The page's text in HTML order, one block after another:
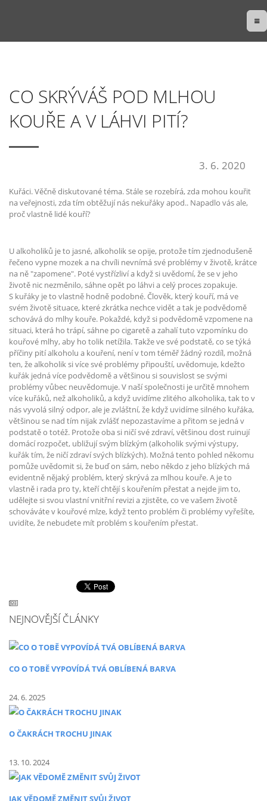
CO SKRÝVÁŠ POD MLHOU
KOUŘE A V LÁHVI PITÍ?
3. 6. 2020
Kuřáci. Věčně diskutované téma. Stále se rozebírá, zda mohou kouřit
na veřejnosti, zda tím obtěžují nás nekuřáky apod.. Napadlo vás ale,
proč vlastně lidé kouří?
U alkoholiků je to jasné, alkoholik se opije, protože tím zjednodušeně
řečeno vypne mozek a na chvíli nevnímá své problémy v životě, krátce
na ně "zapomene". Poté vystřízliví a když si uvědomí, že se v jeho
životě nic nezměnilo, sáhne opět po láhvi a celý proces zopakuje.
S kuřáky je to vlastně hodně podobné. Člověk, který kouří, má ve
svém životě situace, které zkrátka nechce vidět a tak je podvědomě
schovává do mlhy kouře. Pokaždé, když si podvědomě vzpomene na
situaci, která ho trápí, sáhne po cigaretě a zahalí tuto vzpomínku do
kouřové mlhy, aby ho tolik netížila. Takže ve své podstatě, co se týká
příčiny pití alkoholu a kouření, není v tom téměř žádný rozdíl, možná
ten, že alkoholik si více své problémy připouští, uvědomuje, kdežto
kuřák jedná více podvědomě a většinou si souvislost se svými
problémy vůbec neuvědomuje. V naší společnosti je určitě mnohem
více kuřáků, než alkoholiků, a když uvidíme zlitého alkoholika, tak to v
nás vyvolá silný odpor, ale je zvláštní, že když uvidíme silného kuřáka,
většinou se nad tím nijak zvlášť nepozastavíme a přitom se jedná v
podstatě o totéž. Protože oba si ničí své zdraví, většinou dost ruinují
domácí rozpočet, ubližují svým blízkým (alkoholik svými výstupy,
kuřák tím, že ničí zdraví svých blízkých). Možná tento pohled někomu
pomůže uvědomit si, že buď on sám, nebo někdo z jeho blízkých má
evidentně nějaký problém, který skrývá za mlhou kouře. A je to
vlastně i rada pro ty, kteří chtějí s kouřením přestat a nejde jim to,
udělejte si svou vlastní vnitřní revizi a zjistěte, co ve vašem životě
schováváte v kouřové mlze, když tento problém či problémy vyřešíte,
uvidíte, že nebudete mít problém s kouřením přestat.
NEJNOVĚJŠÍ ČLÁNKY
CO O TOBĚ VYPOVÍDÁ TVÁ OBLÍBENÁ BARVA
24. 6. 2025
O ČAKRÁCH TROCHU JINAK
13. 10. 2024
JAK VĚDOMĚ ZMĚNIT SVŮJ ŽIVOT